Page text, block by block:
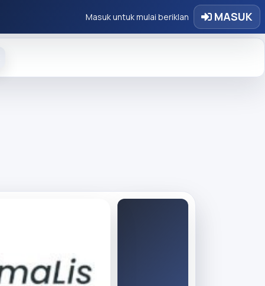
Masuk untuk mulai beriklan MASUK